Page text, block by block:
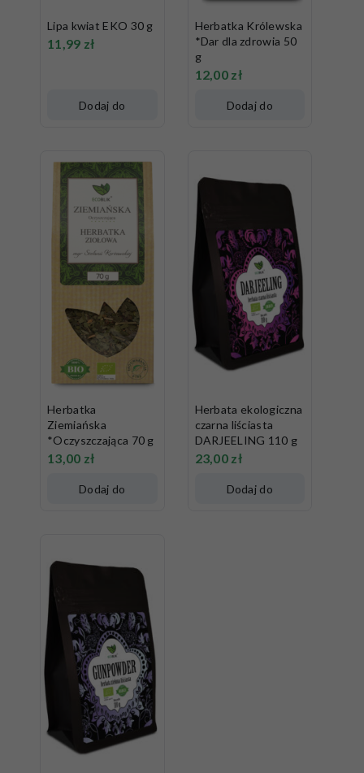
Lipa kwiat EKO 30 g
11,99 zł
Dodaj do
Herbatka Królewska
*Dar dla zdrowia 50
g
12,00 zł
Dodaj do
Herbatka
Ziemiańska
*Oczyszczająca 70 g
13,00 zł
Dodaj do
Herbata ekologiczna
czarna liściasta
DARJEELING 110 g
23,00 zł
Dodaj do